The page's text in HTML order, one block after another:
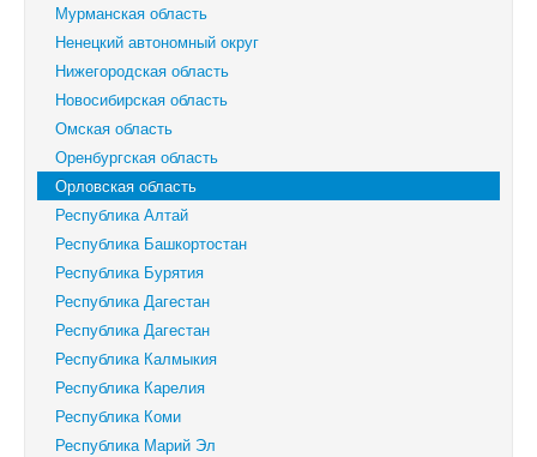
Мурманская область
Ненецкий автономный округ
Нижегородская область
Новосибирская область
Омская область
Оренбургская область
Орловская область
Республика Алтай
Республика Башкортостан
Республика Бурятия
Республика Дагестан
Республика Дагестан
Республика Калмыкия
Республика Карелия
Республика Коми
Республика Марий Эл